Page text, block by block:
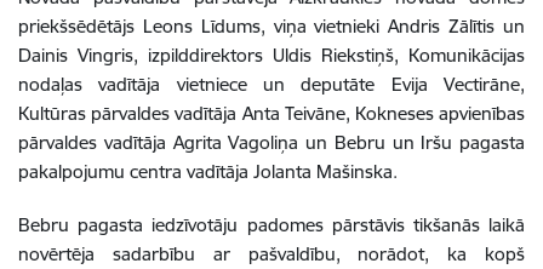
priekšsēdētājs Leons Līdums, viņa vietnieki Andris Zālītis un
Dainis Vingris, izpilddirektors Uldis Riekstiņš, Komunikācijas
nodaļas vadītāja vietniece un deputāte Evija Vectirāne,
Kultūras pārvaldes vadītāja Anta Teivāne, Kokneses apvienības
pārvaldes vadītāja Agrita Vagoliņa un Bebru un Iršu pagasta
pakalpojumu centra vadītāja Jolanta Mašinska.
Bebru pagasta iedzīvotāju padomes pārstāvis tikšanās laikā
novērtēja sadarbību ar pašvaldību, norādot, ka kopš